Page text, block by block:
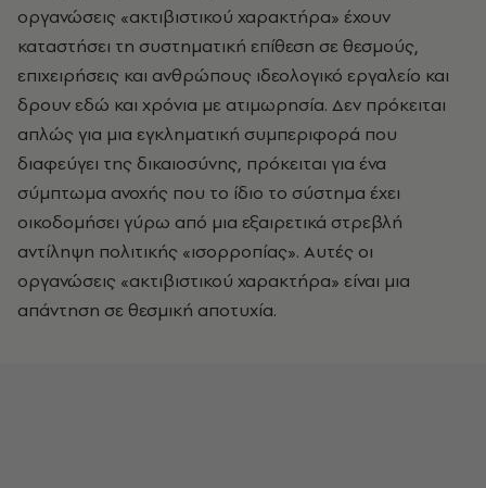
οργανώσεις «ακτιβιστικού χαρακτήρα» έχουν
καταστήσει τη συστηματική επίθεση σε θεσμούς,
επιχειρήσεις και ανθρώπους ιδεολογικό εργαλείο και
δρουν εδώ και χρόνια με ατιμωρησία. Δεν πρόκειται
απλώς για μια εγκληματική συμπεριφορά που
διαφεύγει της δικαιοσύνης, πρόκειται για ένα
σύμπτωμα ανοχής που το ίδιο το σύστημα έχει
οικοδομήσει γύρω από μια εξαιρετικά στρεβλή
αντίληψη πολιτικής «ισορροπίας». Αυτές οι
οργανώσεις «ακτιβιστικού χαρακτήρα» είναι μια
απάντηση σε θεσμική αποτυχία.